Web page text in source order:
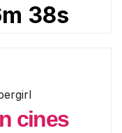
37s
cines